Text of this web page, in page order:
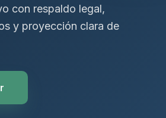
con respaldo legal,
y proyección clara de